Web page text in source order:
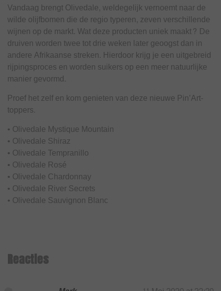
Vandaag brengt Olivedale, weldegelijk vernoemt naar de
wilde olijfbomen die de regio typeren, zeven verschillende
wijnen op de markt. Wat deze producten uniek maakt? De
druiven worden twee tot drie weken later geoogst dan in
andere Afrikaanse streken. Hierdoor krijg je een uitgebreid
rijpingsproces en worden suikers op een meer natuurlijke
manier gevormd.
Proef het zelf en kom genieten van deze nieuwe Pin’Art-
toppers.
• Olivedale Mystique Mountain
• Olivedale Shiraz
• Olivedale Tempranillo
• Olivedale Rosé
• Olivedale Chardonnay
• Olivedale River Secrets
• Olivedale Sauvignon Blanc
Reacties